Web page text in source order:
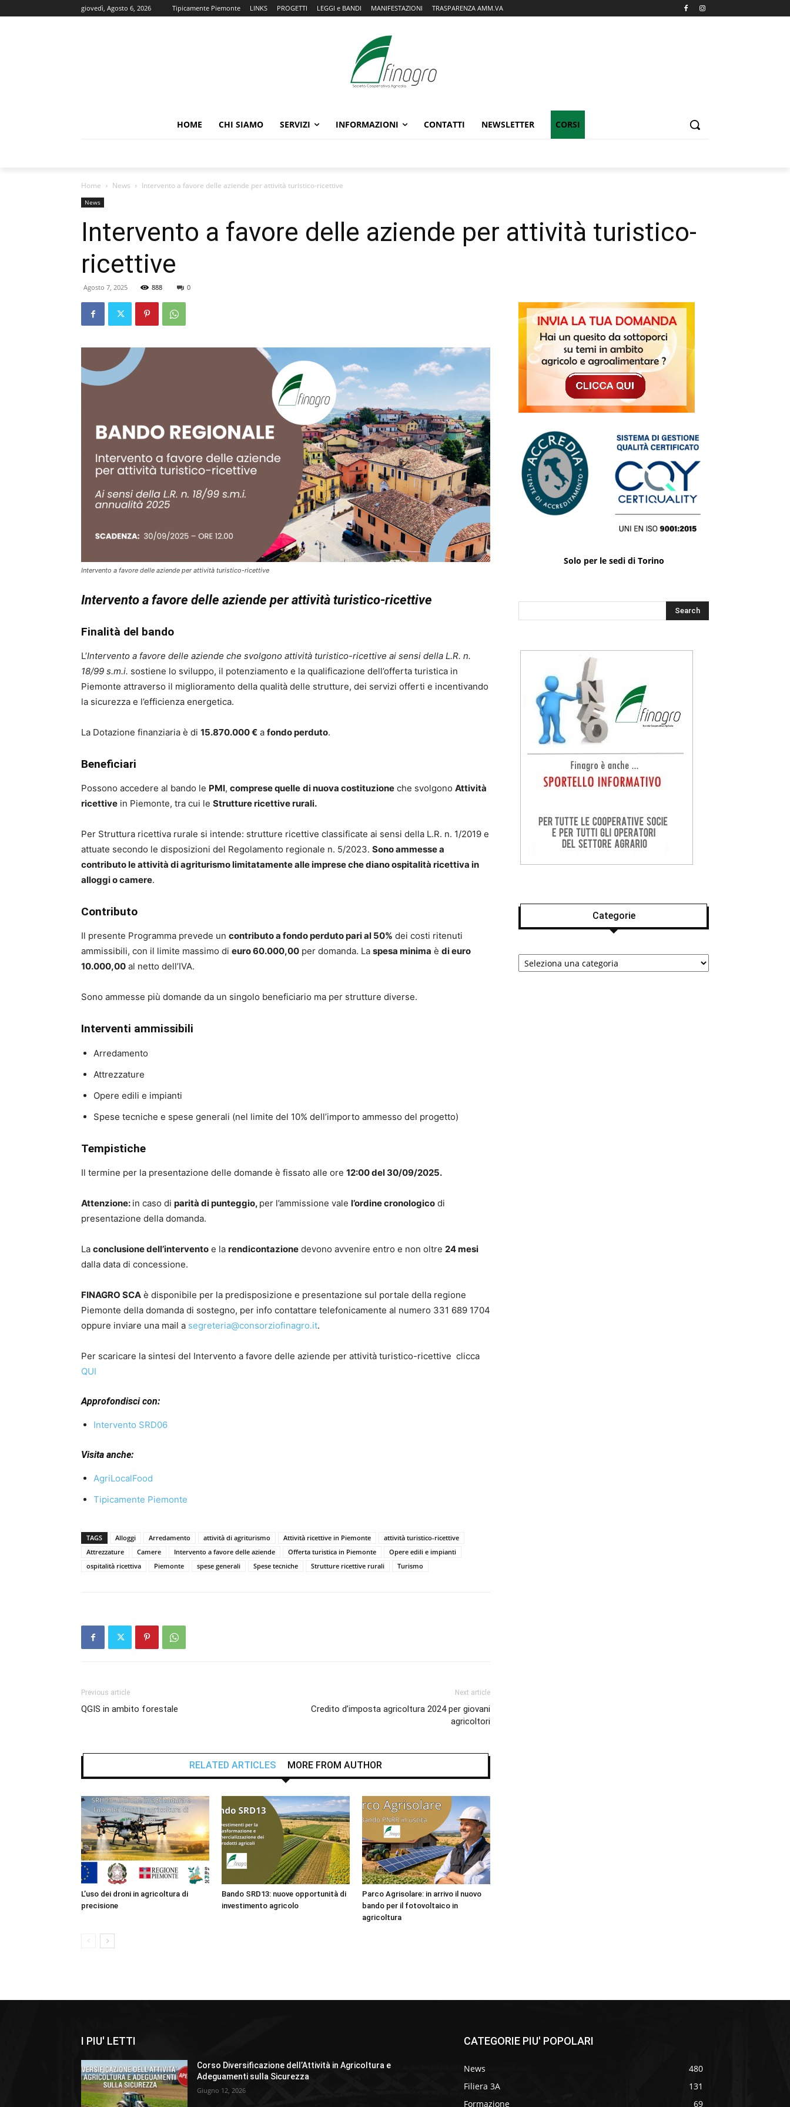
giovedì, Agosto 6, 2026 Tipicamente Piemonte LINKS PROGETTI LEGGI e BANDI MANIFESTAZIONI TRASPARENZA AMM.VA
HOME CHI SIAMO SERVIZI INFORMAZIONI CONTATTI NEWSLETTER CORSI
Home News Intervento a favore delle aziende per attività turistico-ricettive
News
Intervento a favore delle aziende per attività turistico-
ricettive
Agosto 7, 2025 888 0
Intervento a favore delle aziende per attività turistico-ricettive
Intervento a favore delle aziende per attività turistico-ricettive
Finalità del bando
L’Intervento a favore delle aziende che svolgono attività turistico-ricettive ai sensi della L.R. n.
18/99 s.m.i. sostiene lo sviluppo, il potenziamento e la qualificazione dell’offerta turistica in
Piemonte attraverso il miglioramento della qualità delle strutture, dei servizi offerti e incentivando
la sicurezza e l’efficienza energetica.
La Dotazione finanziaria è di 15.870.000 € a fondo perduto.
Beneficiari
Possono accedere al bando le PMI, comprese quelle di nuova costituzione che svolgono Attività
ricettive in Piemonte, tra cui le Strutture ricettive rurali.
Per Struttura ricettiva rurale si intende: strutture ricettive classificate ai sensi della L.R. n. 1/2019 e
attuate secondo le disposizioni del Regolamento regionale n. 5/2023. Sono ammesse a
contributo le attività di agriturismo limitatamente alle imprese che diano ospitalità ricettiva in
alloggi o camere.
Contributo
Il presente Programma prevede un contributo a fondo perduto pari al 50% dei costi ritenuti
ammissibili, con il limite massimo di euro 60.000,00 per domanda. La spesa minima è di euro
10.000,00 al netto dell’IVA.
Sono ammesse più domande da un singolo beneficiario ma per strutture diverse.
Interventi ammissibili
Arredamento
Attrezzature
Opere edili e impianti
Spese tecniche e spese generali (nel limite del 10% dell’importo ammesso del progetto)
Tempistiche
Il termine per la presentazione delle domande è fissato alle ore 12:00 del 30/09/2025.
Attenzione: in caso di parità di punteggio, per l’ammissione vale l’ordine cronologico di
presentazione della domanda.
La conclusione dell’intervento e la rendicontazione devono avvenire entro e non oltre 24 mesi
dalla data di concessione.
FINAGRO SCA è disponibile per la predisposizione e presentazione sul portale della regione
Piemonte della domanda di sostegno, per info contattare telefonicamente al numero 331 689 1704
oppure inviare una mail a segreteria@consorziofinagro.it.
Per scaricare la sintesi del Intervento a favore delle aziende per attività turistico-ricettive clicca
QUI
Approfondisci con:
Intervento SRD06
Visita anche:
AgriLocalFood
Tipicamente Piemonte
TAGS Alloggi Arredamento attività di agriturismo Attività ricettive in Piemonte
attività turistico-ricettive
Attrezzature
Camere Intervento a favore delle aziende Offerta turistica in Piemonte
Opere edili e impianti
ospitalità ricettiva
Piemonte spese generali Spese tecniche Strutture ricettive rurali Turismo
Previous article
QGIS in ambito forestale
Next article
Credito d’imposta agricoltura 2024 per giovani
agricoltori
RELATED ARTICLES MORE FROM AUTHOR
L’uso dei droni in agricoltura di
precisione
Bando SRD13: nuove opportunità di
investimento agricolo
Parco Agrisolare: in arrivo il nuovo
bando per il fotovoltaico in
agricoltura
Solo per le sedi di Torino
Categorie
Categorie
I PIU' LETTI
Corso Diversificazione dell’Attività in Agricoltura e
Adeguamenti sulla Sicurezza
Giugno 12, 2026
CATEGORIE PIU' POPOLARI
News
480
Filiera 3A
131
Formazione
69